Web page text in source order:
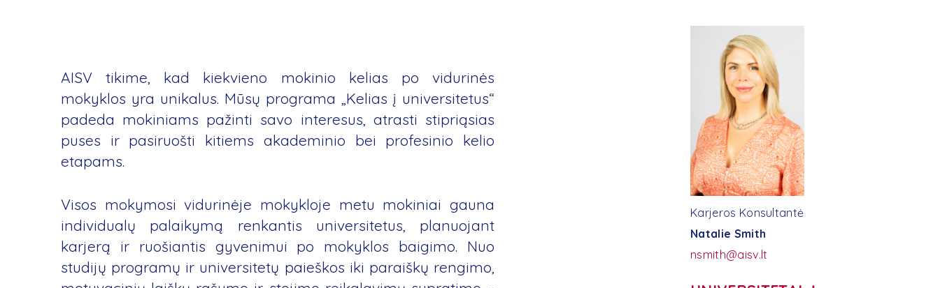
AISV tikime, kad kiekvieno mokinio kelias po vidurinės
mokyklos yra unikalus. Mūsų programa „Kelias į universitetus“
padeda mokiniams pažinti savo interesus, atrasti stipriąsias
puses ir pasiruošti kitiems akademinio bei profesinio kelio
etapams.
Visos mokymosi vidurinėje mokykloje metu mokiniai gauna
individualų palaikymą renkantis universitetus, planuojant
karjerą ir ruošiantis gyvenimui po mokyklos baigimo. Nuo
studijų programų ir universitetų paieškos iki paraiškų rengimo,
Karjeros Konsultantė
Natalie Smith
nsmith@aisv.lt